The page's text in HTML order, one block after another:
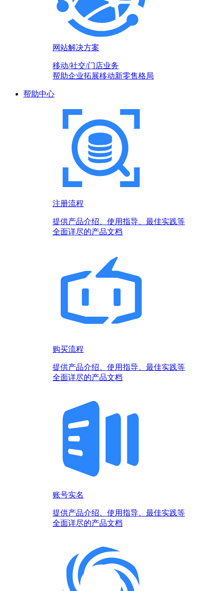
网站解决方案
移动/社交/门店业务
帮助企业拓展移动新零售格局
帮助中心
注册流程
提供产品介绍、使用指导、最佳实践等
全面详尽的产品文档
购买流程
提供产品介绍、使用指导、最佳实践等
全面详尽的产品文档
账号实名
提供产品介绍、使用指导、最佳实践等
全面详尽的产品文档